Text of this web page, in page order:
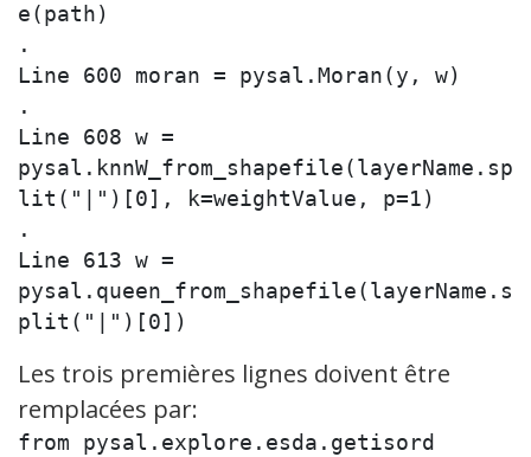
e(path)
.
Line 600 moran = pysal.Moran(y, w)
.
Line 608 w =
pysal.knnW_from_shapefile(layerName.sp
lit("|")[0], k=weightValue, p=1)
.
Line 613 w =
pysal.queen_from_shapefile(layerName.s
plit("|")[0])
Les trois premières lignes doivent être
remplacées par:
from pysal.explore.esda.getisord